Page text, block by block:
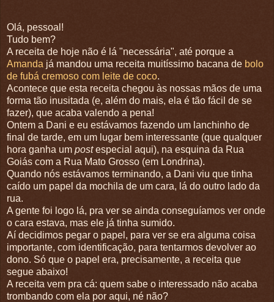
Olá, pessoal!
Tudo bem?
A receita de hoje não é lá "necessária", até porque a
Amanda já mandou uma receita muitíssimo bacana de bolo
de fubá cremoso com leite de coco.
Acontece que esta receita chegou às nossas mãos de uma
forma tão inusitada (e, além do mais, ela é tão fácil de se
fazer), que acaba valendo a pena!
Ontem a Dani e eu estávamos fazendo um lanchinho de
final de tarde, em um lugar bem interessante (que qualquer
hora ganha um postespecial aqui), na esquina da Rua
Goiás com a Rua Mato Grosso (em Londrina).
Quando nós estávamos terminando, a Dani viu que tinha
caído um papel da mochila de um cara, lá do outro lado da
rua.
A gente foi logo lá, pra ver se ainda conseguíamos ver onde
o cara estava, mas ele já tinha sumido.
Aí decidimos pegar o papel, para ver se era alguma coisa
importante, com identificação, para tentarmos devolver ao
dono. Só que o papel era, precisamente, a receita que
segue abaixo!
A receita vem pra cá: quem sabe o interessado não acaba
trombando com ela por aqui, né não?